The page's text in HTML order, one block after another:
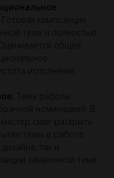
Готовая композиция
теме и полностью
общее
исполнения,
Тема работы
номинацией. В
смог раскрыть
темы в работе
так и
заявленной теме